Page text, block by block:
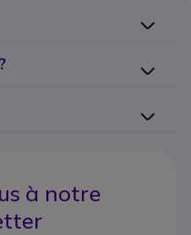
à notre